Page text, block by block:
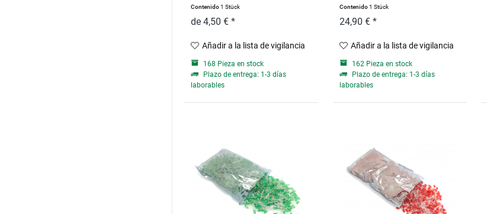
Contenido1 Stück
de 4,50 € *
Añadir a la lista de vigilancia
168 Pieza en stock
Plazo de entrega: 1-3 días
laborables
Contenido1 Stück
24,90 € *
Añadir a la lista de vigilancia
162 Pieza en stock
Plazo de entrega: 1-3 días
laborables